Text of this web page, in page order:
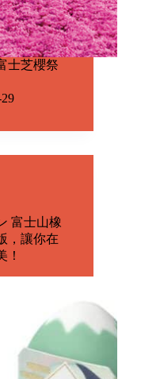
士芝櫻祭
富士山橡
，讓你在
！